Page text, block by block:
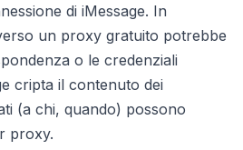
di iMessage. In
un proxy gratuito potrebbe
o le credenziali
cripta il contenuto dei
(a chi, quando) possono
proxy.